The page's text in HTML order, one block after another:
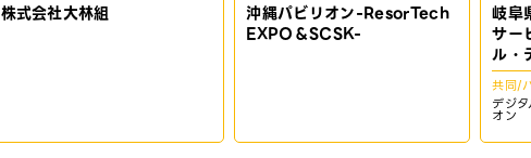
株式会社大林組
沖縄パビリオン-ResorTech
EXPO＆SCSK-
岐阜
サー
ル・
共同/
デジ
オン